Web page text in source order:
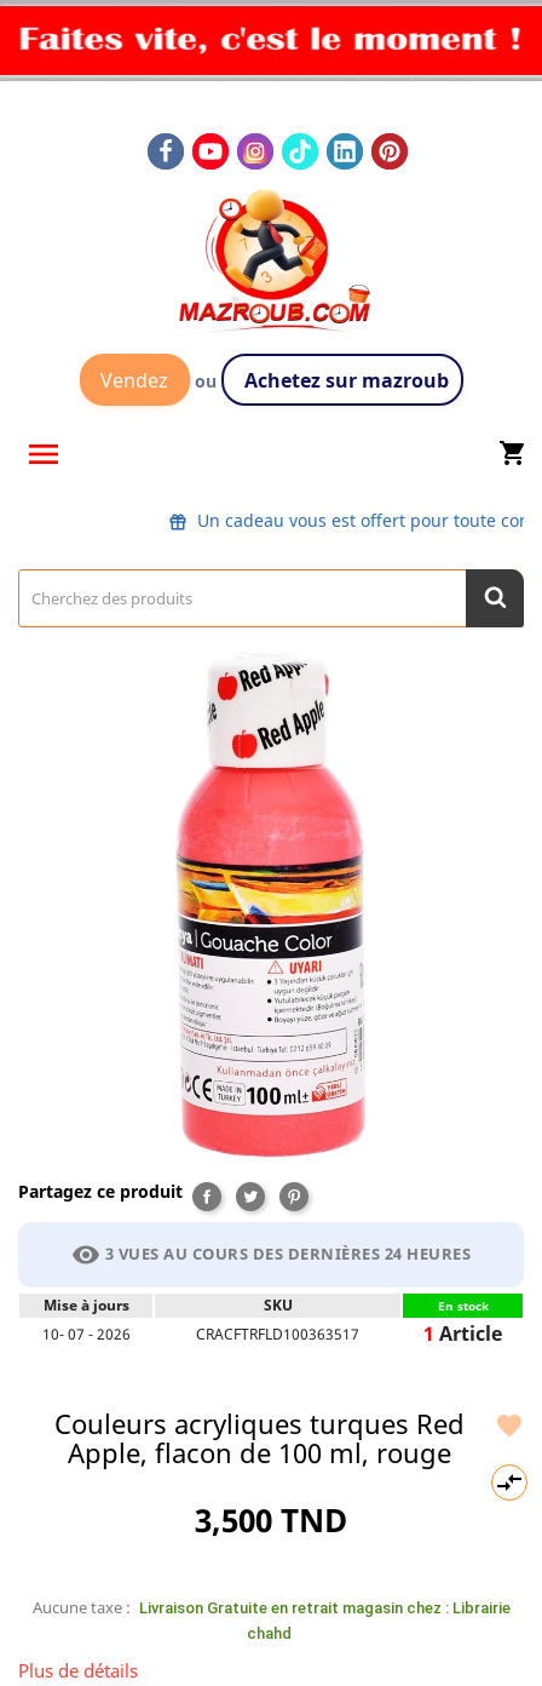
Vendez ou Achetez sur mazroub
 shopping_cart
Un cadeau vous est offert pour toute
Partagez ce produit Partager
TweetPinterest
visibility 3 VUES AU COURS DES DERNIÈRES 24 HEURES
Mise à jours SKU En stock
10- 07 - 2026 CRACFTRFLD100363517 1 Article


Couleurs acryliques turques Red
Apple, flacon de 100 ml, rouge
3,500 TND
Aucune taxe : Livraison Gratuite en retrait magasin chez : Librairie
chahd
Plus de détails